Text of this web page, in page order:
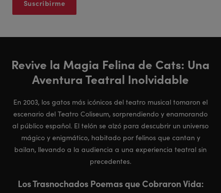
Revive la Magia Felina de Cats: Una
Aventura Teatral Inolvidable
En 2003, los gatos más icónicos del teatro musical tomaron el
escenario del Teatro Coliseum, sorprendiendo y enamorando
al público español. El telón se alzó para descubrir un universo
mágico y enigmático, habitado por felinos que cantan y
bailan, llevando a la audiencia a una experiencia teatral sin
precedentes.
Los Trasnochados Poemas que Cobraron Vida: